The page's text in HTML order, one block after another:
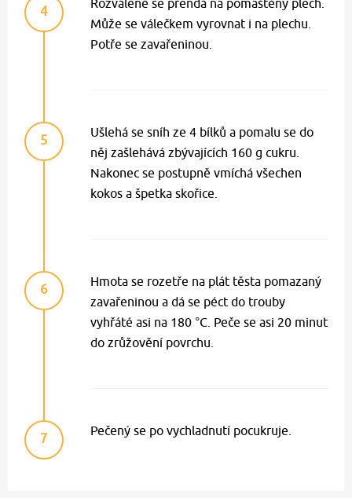
4
Rozválené se přendá na pomaštěný plech.
Může se válečkem vyrovnat i na plechu.
Potře se zavařeninou.
5
Ušlehá se sníh ze 4 bílků a pomalu se do
něj zašlehává zbývajících 160 g cukru.
Nakonec se postupně vmíchá všechen
kokos a špetka skořice.
6
Hmota se rozetře na plát těsta pomazaný
zavařeninou a dá se péct do trouby
vyhřáté asi na 180 °C. Peče se asi 20 minut
do zrůžovění povrchu.
7 Pečený se po vychladnutí pocukruje.